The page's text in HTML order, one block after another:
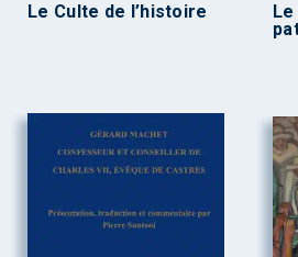
Le Culte de l’histoire